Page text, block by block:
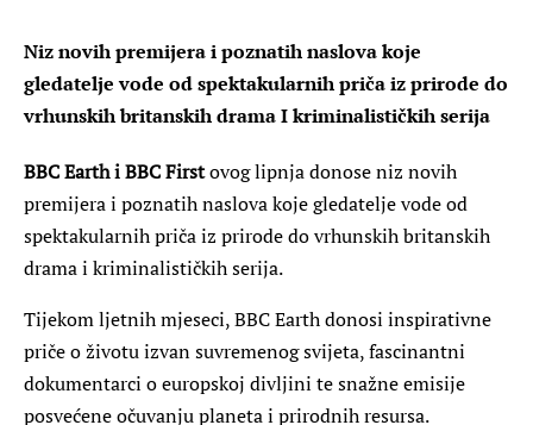
Niz novih premijera i poznatih naslova koje
gledatelje vode od spektakularnih priča iz prirode do
vrhunskih britanskih drama I kriminalističkih serija
BBC Earth i BBC Firstovog lipnja donose niz novih
premijera i poznatih naslova koje gledatelje vode od
spektakularnih priča iz prirode do vrhunskih britanskih
drama i kriminalističkih serija.
Tijekom ljetnih mjeseci, BBC Earth donosi inspirativne
priče o životu izvan suvremenog svijeta, fascinantni
dokumentarci o europskoj divljini te snažne emisije
posvećene očuvanju planeta i prirodnih resursa.